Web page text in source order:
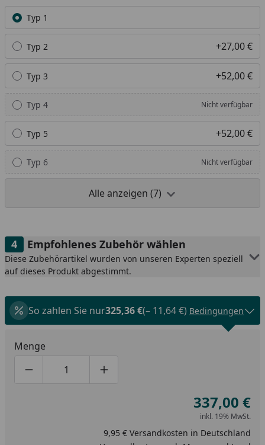
Alle anzeigen (7)
Typ 1
Typ 2 +27,00 €
Typ 3 +52,00 €
Typ 4 Nicht verfügbar
Typ 5 +52,00 €
Typ 6 Nicht verfügbar
Alle anzeigen (7)
Empfohlenes Zubehör wählen
Diese Zubehörartikel wurden von unseren Experten speziell
auf dieses Produkt abgestimmt.
So zahlen Sie nur325,36 €(– 11,64 €) Bedingungen
Menge
Produktmenge um eins verringern
Produktmenge manuell eingeben
Produktmenge um eins erhöhen
337,00 €
inkl. 19% MwSt.
9,95 € Versandkosten in Deutschland